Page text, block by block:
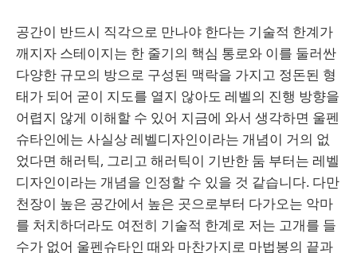
공간이 반드시 직각으로 만나야 한다는 기술적 한계가
깨지자 스테이지는 한 줄기의 핵심 통로와 이를 둘러싼
다양한 규모의 방으로 구성된 맥락을 가지고 정돈된 형
태가 되어 굳이 지도를 열지 않아도 레벨의 진행 방향을
어렵지 않게 이해할 수 있어 지금에 와서 생각하면 울펜
슈타인에는 사실상 레벨디자인이라는 개념이 거의 없
었다면 해러틱, 그리고 해러틱이 기반한 둠 부터는 레벨
디자인이라는 개념을 인정할 수 있을 것 같습니다. 다만
천장이 높은 공간에서 높은 곳으로부터 다가오는 악마
를 처치하더라도 여전히 기술적 한계로 저는 고개를 들
수가 없어 울펜슈타인 때와 마찬가지로 마법봉의 끝과